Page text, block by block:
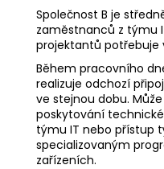
Společnost B je
zaměstnanců z týmu
projektantů potřebuje
Během pracovního
realizuje odchozí
ve stejnou dobu.
poskytování
týmu IT nebo přístup
specializovaným
zařízeních.